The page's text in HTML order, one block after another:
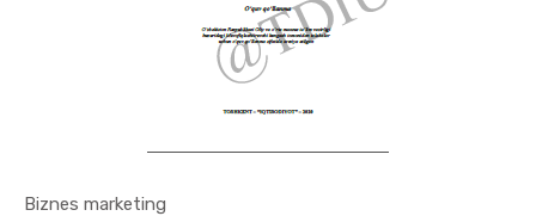
Biznes marketing